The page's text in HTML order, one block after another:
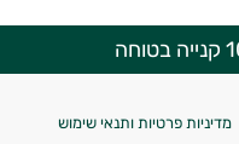
מדיניות פרטיות ותנאי שימוש